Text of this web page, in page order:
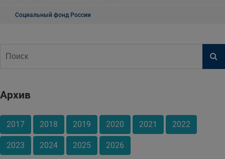
Социальный фонд России
Архив
2017 2018 2019 2020 2021 2022
2023 2024 2025 2026